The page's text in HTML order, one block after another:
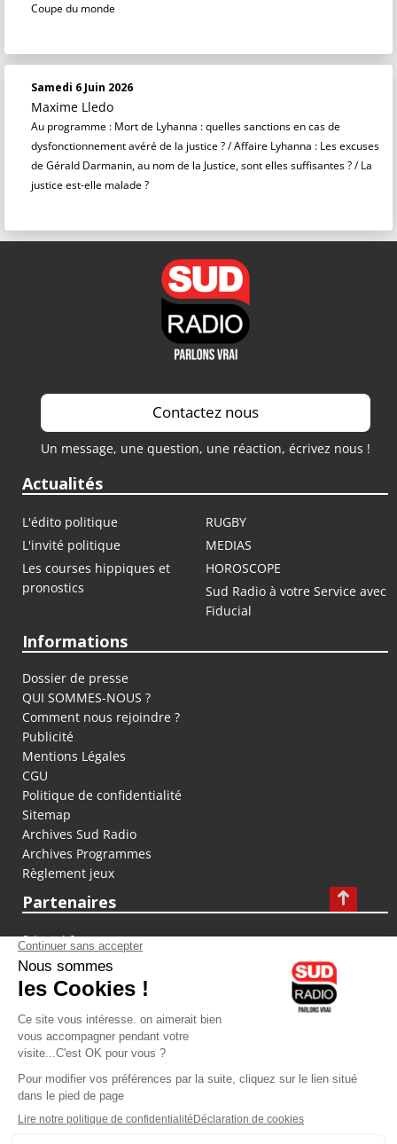
Coupe du monde
Samedi 6 Juin 2026
Maxime Lledo
Au programme : Mort de Lyhanna : quelles sanctions en cas de
dysfonctionnement avéré de la justice ? / Affaire Lyhanna : Les excuses
de Gérald Darmanin, au nom de la Justice, sont elles suffisantes ? / La
justice est-elle malade ?
Contactez nous
Un message, une question, une réaction, écrivez nous !
Actualités
L'édito politique
RUGBY
L'invité politique
MEDIAS
Les courses hippiques et
pronostics
HOROSCOPE
Sud Radio à votre Service avec
Fiducial
Informations
Dossier de presse
QUI SOMMES-NOUS ?
Comment nous rejoindre ?
Publicité
Mentions Légales
CGU
Politique de confidentialité
Sitemap
Archives Sud Radio
Archives Programmes
Règlement jeux
Partenaires
fiducial.fr
lyoncapitale.fr
olympique-et-lyonnais.com
L'application Iphone / Android
Téléchargez l'application
Les cookies